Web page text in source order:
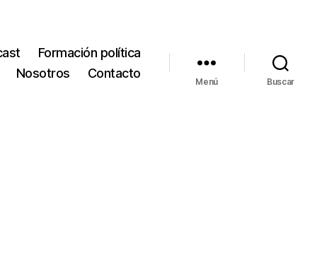
Formación política
Nosotros
Contacto
Menú Buscar